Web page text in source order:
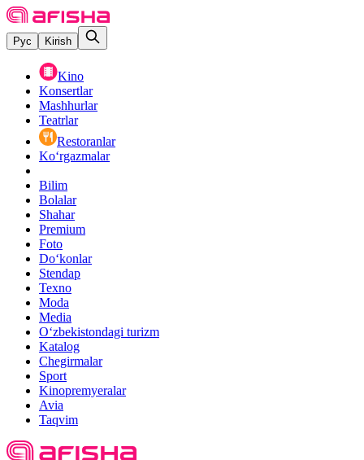
Рус Kirish
Kino
Konsertlar
Mashhurlar
Teatrlar
Restoranlar
Ko‘rgazmalar
Bilim
Bolalar
Shahar
Premium
Foto
Do‘konlar
Stendap
Texno
Moda
Media
O‘zbekistondagi turizm
Katalog
Chegirmalar
Sport
Kinopremyeralar
Avia
Taqvim